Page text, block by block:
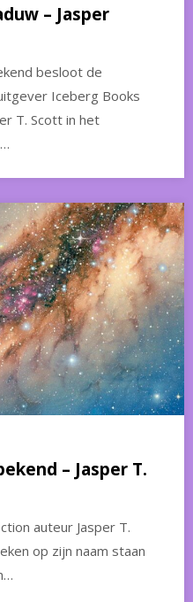
– Jasper
besloot de
Iceberg Books
T. Scott in het
– Jasper T.
auteur Jasper T.
op zijn naam staan